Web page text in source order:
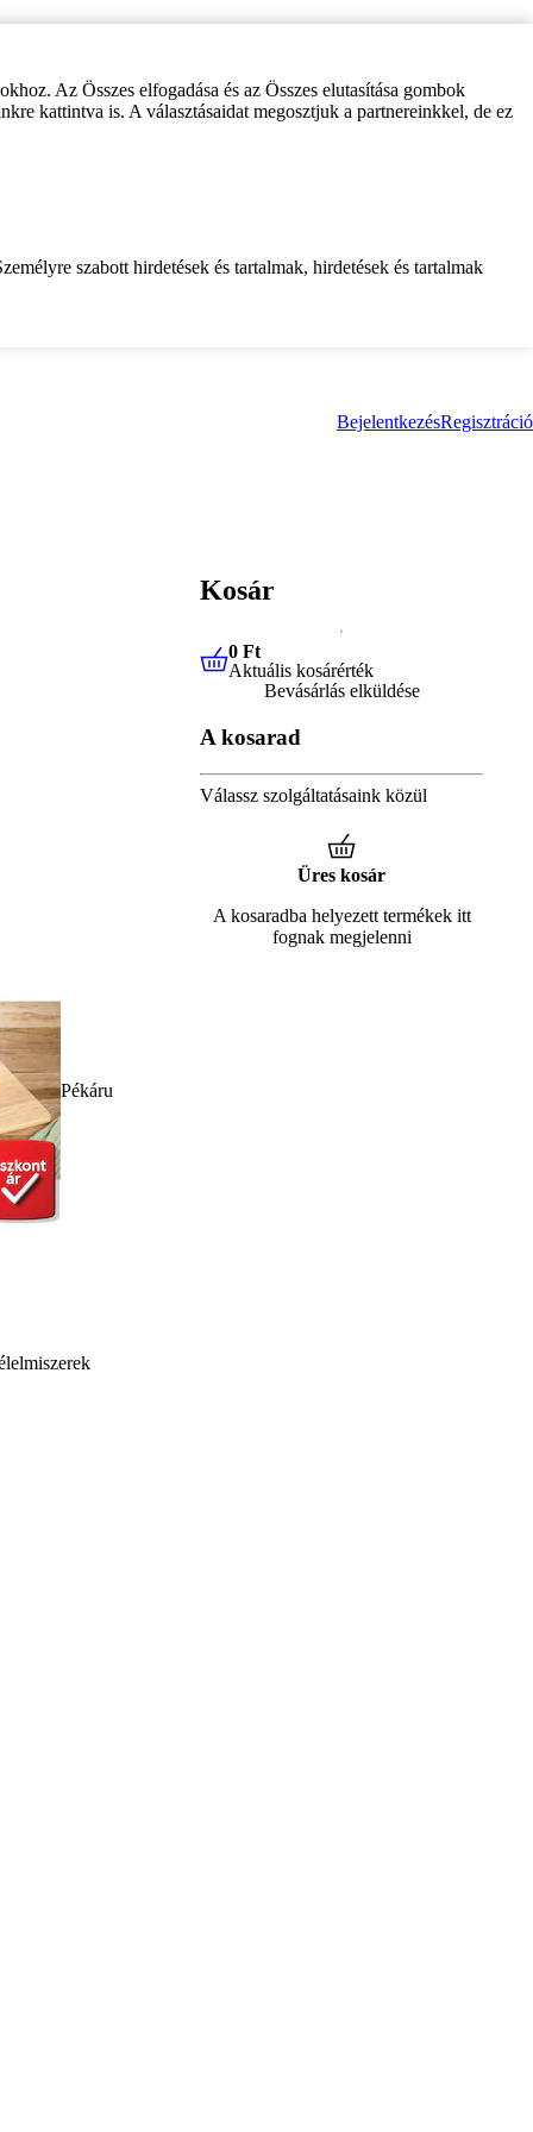
Az Összes elfogadása és az Összes elutasítása gombok
kattintva is. A választásaidat megosztjuk a partnereinkkel, de ez
szabott hirdetések és tartalmak, hirdetések és tartalmak
BejelentkezésRegisztráció
Pékáru
Kosár
0 FtAktuális kosárérték
0 Ft
Aktuális kosárérték
Bevásárlás elküldése
A kosarad
Válassz szolgáltatásaink közül
Üres kosár
A kosaradba helyezett termékek itt
fognak megjelenni